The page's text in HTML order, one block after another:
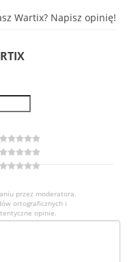
Wartix? Napisz opinię!
przez moderatora.
ortograficznych i
opinie.